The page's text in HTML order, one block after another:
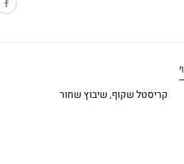
קריסטל שקוף,שיבוץ שחור